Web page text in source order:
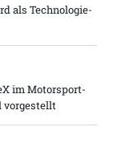
als Technologie-
im Motorsport-
vorgestellt